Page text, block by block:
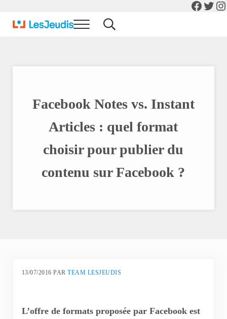
Menu Search...
Facebook Notes vs. Instant
Articles : quel format
choisir pour publier du
contenu sur Facebook ?
13/07/2016 PARTEAM LESJEUDIS
L’offre de formats proposée par Facebook est